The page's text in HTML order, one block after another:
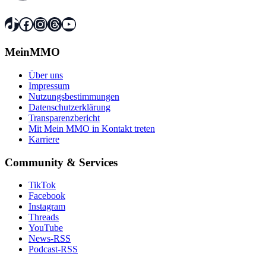
TikTok
Facebook
Instagram
Threads
YouTube
MeinMMO
Über uns
Impressum
Nutzungsbestimmungen
Datenschutzerklärung
Transparenzbericht
Mit Mein MMO in Kontakt treten
Karriere
Community & Services
TikTok
Facebook
Instagram
Threads
YouTube
News-RSS
Podcast-RSS